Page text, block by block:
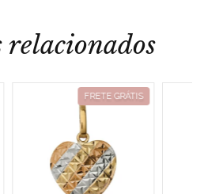
relacionados
FRETE GRÁTIS